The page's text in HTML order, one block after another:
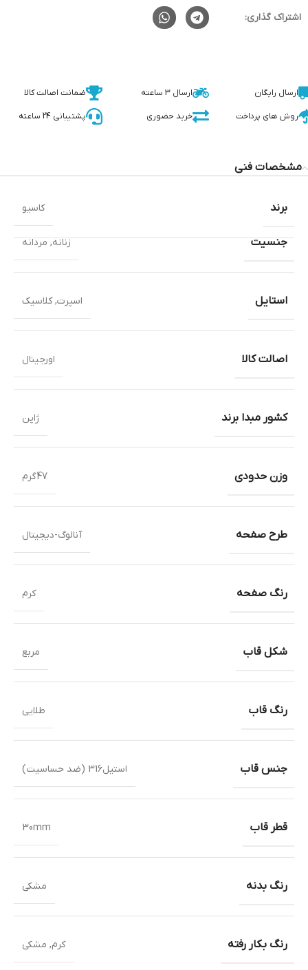
اشتراک گذاری:
ارسال رایگان ارسال 3 ساعته ضمانت اصالت کالا
روش های پرداخت خرید حضوری پشتیبانی 24 ساعته
مشخصات فنی
جنسیت زنانه,مردانه
استایل اسپرت,کلاسیک
اصالت کالا اورجینال
کشور مبدا برند ژاپن
وزن حدودی 47گرم
طرح صفحه آنالوگ-دیجیتال
رنگ صفحه کرم
شکل قاب مربع
رنگ قاب طلایی
جنس قاب استیل316 (ضد حساسیت)
قطر قاب 30mm
رنگ بدنه مشکی
رنگ بکار رفته کرم, مشکی
برند کاسیو